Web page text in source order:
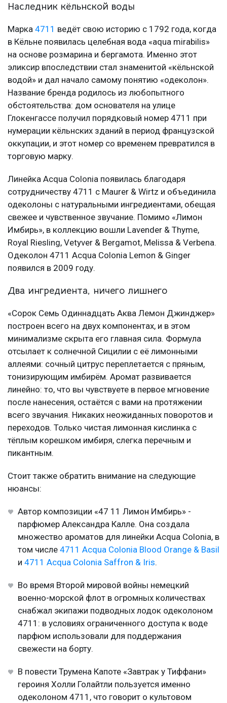
Наследник кёльнской воды
Марка 4711 ведёт свою историю с 1792 года, когда
в Кёльне появилась целебная вода «aqua mirabilis»
на основе розмарина и бергамота. Именно этот
эликсир впоследствии стал знаменитой «кёльнской
водой» и дал начало самому понятию «одеколон».
Название бренда родилось из любопытного
обстоятельства: дом основателя на улице
Глокенгассе получил порядковый номер 4711 при
нумерации кёльнских зданий в период французской
оккупации, и этот номер со временем превратился в
торговую марку.
Линейка Acqua Colonia появилась благодаря
сотрудничеству 4711 с Maurer & Wirtz и объединила
одеколоны с натуральными ингредиентами, обещая
свежее и чувственное звучание. Помимо «Лимон
Имбирь», в коллекцию вошли Lavender & Thyme,
Royal Riesling, Vetyver & Bergamot, Melissa & Verbena.
Одеколон 4711 Acqua Colonia Lemon & Ginger
появился в 2009 году.
Два ингредиента, ничего лишнего
«Сорок Семь Одиннадцать Аква Лемон Джинджер»
построен всего на двух компонентах, и в этом
минимализме скрыта его главная сила. Формула
отсылает к солнечной Сицилии с её лимонными
аллеями: сочный цитрус переплетается с пряным,
тонизирующим имбирём. Аромат развивается
линейно: то, что вы чувствуете в первое мгновение
после нанесения, остаётся с вами на протяжении
всего звучания. Никаких неожиданных поворотов и
переходов. Только чистая лимонная кислинка с
тёплым корешком имбиря, слегка перечным и
пикантным.
Стоит также обратить внимание на следующие
нюансы:
Автор композиции «47 11 Лимон Имбирь» -
парфюмер Александра Калле. Она создала
множество ароматов для линейки Acqua Colonia, в
том числе 4711 Acqua Colonia Blood Orange & Basil
и 4711 Acqua Colonia Saffron & Iris.
Во время Второй мировой войны немецкий
военно-морской флот в огромных количествах
снабжал экипажи подводных лодок одеколоном
4711: в условиях ограниченного доступа к воде
парфюм использовали для поддержания
свежести на борту.
В повести Трумена Капоте «Завтрак у Тиффани»
героиня Холли Голайтли пользуется именно
одеколоном 4711, что говорит о культовом